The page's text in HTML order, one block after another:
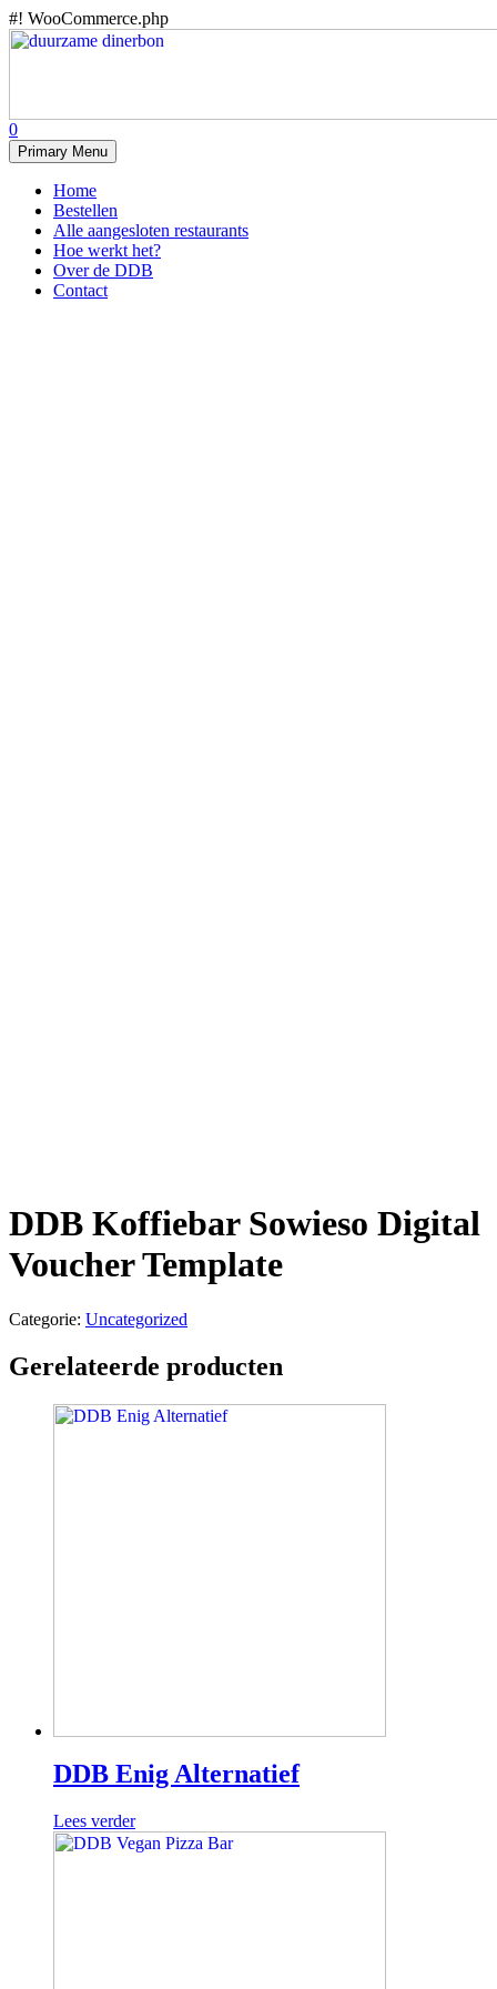
#! WooCommerce.php
Skip
0
Primary Menu
Home
Bestellen
Alle aangesloten restaurants
Hoe werkt het?
Over de DDB
Contact
DDB Koffiebar Sowieso Digital
Voucher Template
Categorie: Uncategorized
Gerelateerde producten
DDB Enig Alternatief
Lees verder